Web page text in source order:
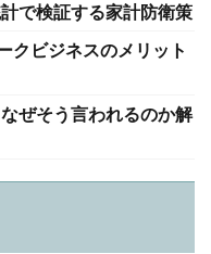
で検証する家計防衛策
クビジネスのメリット
ぜそう言われるのか解